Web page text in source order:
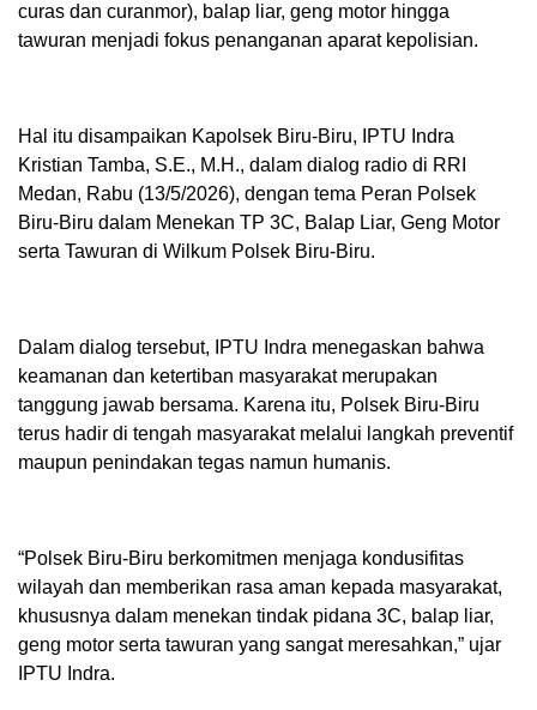
curas dan curanmor), balap liar, geng motor hingga
tawuran menjadi fokus penanganan aparat kepolisian.
Hal itu disampaikan Kapolsek Biru-Biru, IPTU Indra
Kristian Tamba, S.E., M.H., dalam dialog radio di RRI
Medan, Rabu (13/5/2026), dengan tema Peran Polsek
Biru-Biru dalam Menekan TP 3C, Balap Liar, Geng Motor
serta Tawuran di Wilkum Polsek Biru-Biru.
Dalam dialog tersebut, IPTU Indra menegaskan bahwa
keamanan dan ketertiban masyarakat merupakan
tanggung jawab bersama. Karena itu, Polsek Biru-Biru
terus hadir di tengah masyarakat melalui langkah preventif
maupun penindakan tegas namun humanis.
“Polsek Biru-Biru berkomitmen menjaga kondusifitas
wilayah dan memberikan rasa aman kepada masyarakat,
khususnya dalam menekan tindak pidana 3C, balap liar,
geng motor serta tawuran yang sangat meresahkan,” ujar
IPTU Indra.